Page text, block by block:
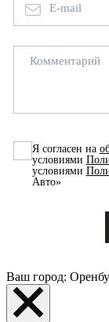
E-mail
Комментарий
Я согласен на
условиями
условиями
Авто»
Ваш город: